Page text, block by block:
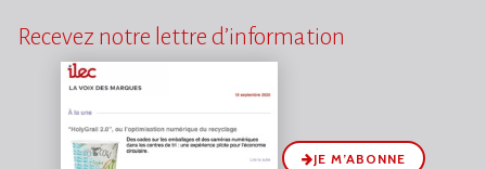
Recevez notre lettre d’information
JE M’ABONNE